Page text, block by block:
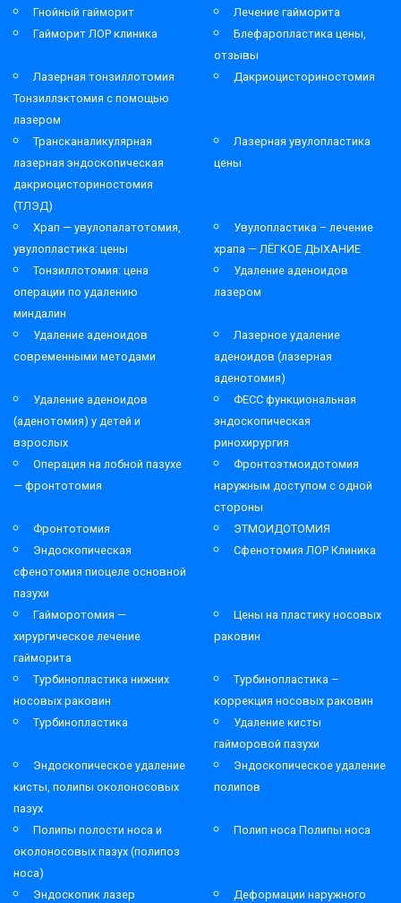
Гнойный гайморит
Лечение гайморита
Гайморит ЛОР клиника
Блефаропластика цены,
отзывы
Лазерная тонзиллотомия
Тонзиллэктомия с помощью
лазером
Дакриоцисториностомия
Трансканаликулярная
лазерная эндоскопическая
дакриоцисториностомия
(ТЛЭД)
Лазерная увулопластика
цены
Храп — увулопалатотомия,
увулопластика: цены
Увулопластика – лечение
храпа — ЛЁГКОЕ ДЫХАНИЕ
Тонзиллотомия: цена
операции по удалению
миндалин
Удаление аденоидов
лазером
Удаление аденоидов
современными методами
Лазерное удаление
аденоидов (лазерная
аденотомия)
Удаление аденоидов
(аденотомия) у детей и
взрослых
ФЕСС функциональная
эндоскопическая
ринохирургия
Операция на лобной пазухе
— фронтотомия
Фронтоэтмоидотомия
наружным доступом с одной
стороны
Фронтотомия
ЭТМОИДОТОМИЯ
Эндоскопическая
сфенотомия пиоцеле основной
пазухи
Сфенотомия ЛОР Клиника
Гайморотомия —
хирургическое лечение
гайморита
Цены на пластику носовых
раковин
Турбинопластика нижних
носовых раковин
Турбинопластика –
коррекция носовых раковин
Турбинопластика
Удаление кисты
гайморовой пазухи
Эндоскопическое удаление
кисты, полипы околоносовых
пазух
Эндоскопическое удаление
полипов
Полипы полости носа и
околоносовых пазух (полипоз
носа)
Полип носа Полипы носа
Эндоскопик лазер
Деформации наружного